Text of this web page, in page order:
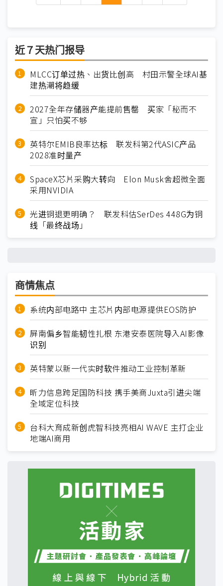
近７天热门报导
MLCC订单过热、出货比创高 村田示警全球AI基
建热潮将趋缓
2027全年存储器产能提前售罄 买家「秘而不
宣」只怕买不够
英特尔EMIB良率达标 联发科第2代ASIC产品
2028准时量产
SpaceX芯片采购大转向 Elon Musk舍超微全面
采用NVIDIA
光进铜退更明确？ 联发科估SerDes 448G为铜
线「最终战场」
商情焦点
系统内部电路中 主芯片内部电源提供EOS防护
屏南偏乡智能韧性扎根 东港安泰医院导入AI影像
识别
英特蒙以新一代实时软件推动工业控制革新
昕力信息跨足国防科技 携手美商Juxta引进尖端
全域定位科技
台科大育成新创虎智科技亮相AI WAVE 主打企业
地端AI商用